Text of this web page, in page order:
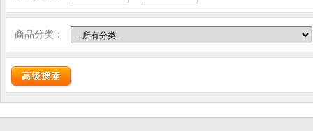
商品分类：